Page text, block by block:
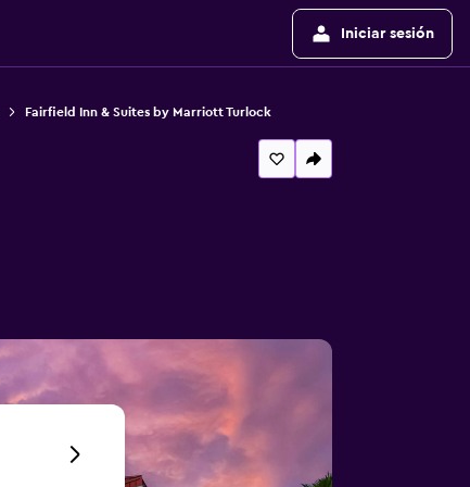
Iniciar sesión
Fairfield Inn & Suites by Marriott Turlock